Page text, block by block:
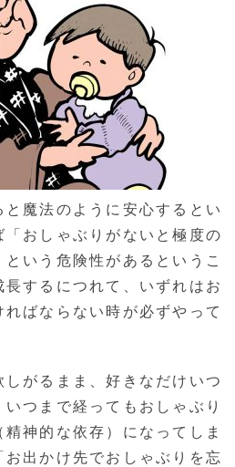
魔法のように安心するとい
「おしゃぶりがないと極度の
いう危険性があるというこ
するにつれて、いずれはお
ばならない時が必ずやって
がるまま、好きなだけいつ
つまで経ってもおしゃぶり
神的な依存）になってしま
お出かけ先でおしゃぶりを忘